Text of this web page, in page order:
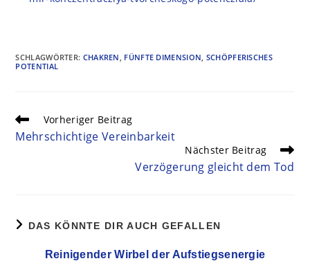
SCHLAGWÖRTER: CHAKREN, FÜNFTE DIMENSION, SCHÖPFERISCHES
POTENTIAL
Vorheriger Beitrag
Mehrschichtige Vereinbarkeit
Nächster Beitrag
Verzögerung gleicht dem Tod
DAS KÖNNTE DIR AUCH GEFALLEN
Reinigender Wirbel der Aufstiegsenergie